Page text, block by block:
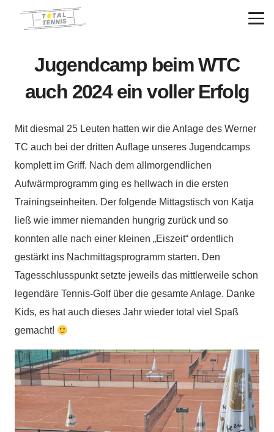
Jugendcamp beim WTC
auch 2024 ein voller Erfolg
Mit diesmal 25 Leuten hatten wir die Anlage des Werner
TC auch bei der dritten Auflage unseres Jugendcamps
komplett im Griff. Nach dem allmorgendlichen
Aufwärmprogramm ging es hellwach in die ersten
Trainingseinheiten. Der folgende Mittagstisch von Katja
ließ wie immer niemanden hungrig zurück und so
konnten alle nach einer kleinen „Eiszeit“ ordentlich
gestärkt ins Nachmittagsprogramm starten. Den
Tagesschlusspunkt setzte jeweils das mittlerweile schon
legendäre Tennis-Golf über die gesamte Anlage. Danke
Kids, es hat auch dieses Jahr wieder total viel Spaß
gemacht!